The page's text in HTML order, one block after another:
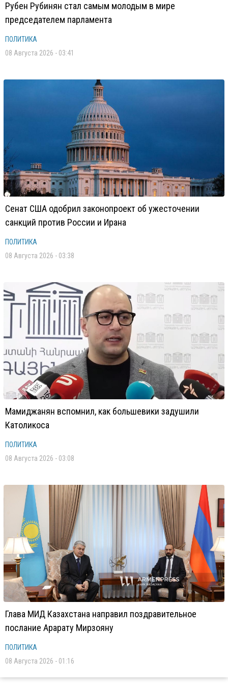
Рубен Рубинян стал самым молодым в мире
председателем парламента
ПОЛИТИКА
08 Августа 2026 - 03:41
Сенат США одобрил законопроект об ужесточении
санкций против России и Ирана
ПОЛИТИКА
08 Августа 2026 - 03:38
Мамиджанян вспомнил, как большевики задушили
Католикоса
ПОЛИТИКА
08 Августа 2026 - 03:08
Глава МИД Казахстана направил поздравительное
послание Арарату Мирзояну
ПОЛИТИКА
08 Августа 2026 - 01:16